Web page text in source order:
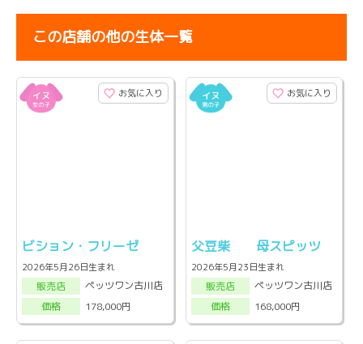
この店舗の他の生体一覧
お気に入り
ビション・フリーゼ
2026年5月26日生まれ
販売店
ペッツワン古川店
価格
178,000円
お気に入り
父豆柴 母スピッツ
2026年5月23日生まれ
販売店
ペッツワン古川店
価格
168,000円